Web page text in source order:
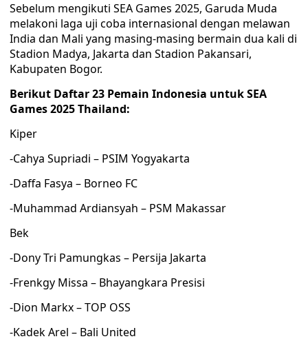
Sebelum mengikuti SEA Games 2025, Garuda Muda
melakoni laga uji coba internasional dengan melawan
India dan Mali yang masing-masing bermain dua kali di
Stadion Madya, Jakarta dan Stadion Pakansari,
Kabupaten Bogor.
Berikut Daftar 23 Pemain Indonesia untuk SEA
Games 2025 Thailand:
Kiper
-Cahya Supriadi – PSIM Yogyakarta
-Daffa Fasya – Borneo FC
-Muhammad Ardiansyah – PSM Makassar
Bek
-Dony Tri Pamungkas – Persija Jakarta
-Frenkgy Missa – Bhayangkara Presisi
-Dion Markx – TOP OSS
-Kadek Arel – Bali United